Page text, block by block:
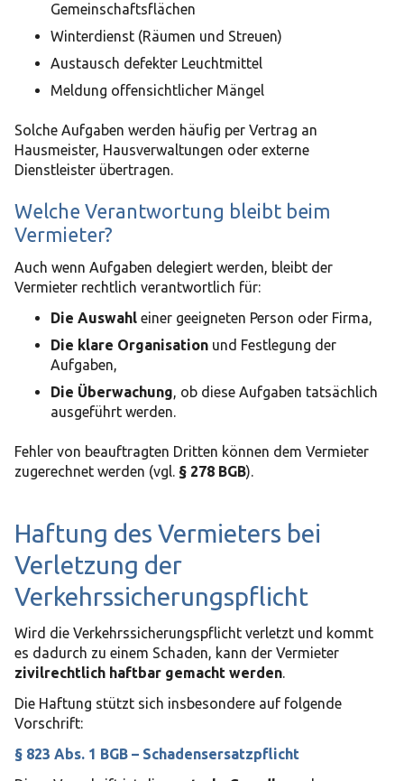
Gemeinschaftsflächen
Winterdienst (Räumen und Streuen)
Austausch defekter Leuchtmittel
Meldung offensichtlicher Mängel
Solche Aufgaben werden häufig per Vertrag an
Hausmeister, Hausverwaltungen oder externe
Dienstleister übertragen.
Welche Verantwortung bleibt beim
Vermieter?
Auch wenn Aufgaben delegiert werden, bleibt der
Vermieter rechtlich verantwortlich für:
Die Auswahl einer geeigneten Person oder Firma,
Die klare Organisation und Festlegung der
Aufgaben,
Die Überwachung, ob diese Aufgaben tatsächlich
ausgeführt werden.
Fehler von beauftragten Dritten können dem Vermieter
zugerechnet werden (vgl. § 278 BGB).
Haftung des Vermieters bei
Verletzung der
Verkehrssicherungspflicht
Wird die Verkehrssicherungspflicht verletzt und kommt
es dadurch zu einem Schaden, kann der Vermieter
zivilrechtlich haftbar gemacht werden.
Die Haftung stützt sich insbesondere auf folgende
Vorschrift:
§ 823 Abs. 1 BGB – Schadensersatzpflicht